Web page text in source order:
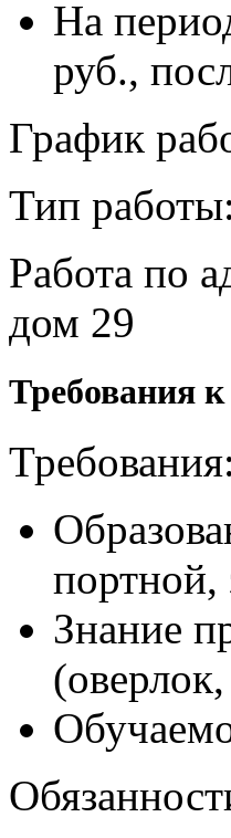
На
руб.,
График
Тип
Работа по
дом 29
Требования
Требования:
Знание